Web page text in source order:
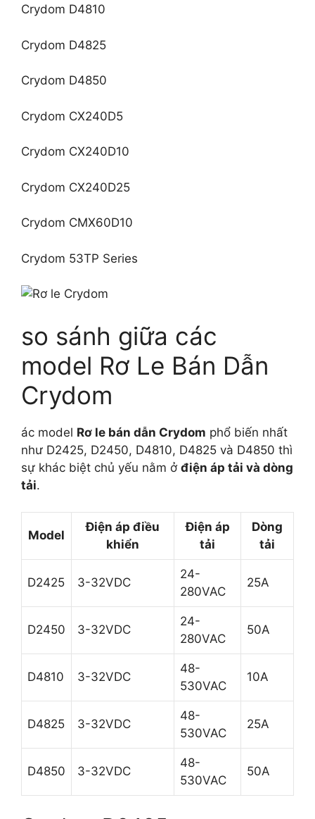
Crydom D4810
Crydom D4825
Crydom D4850
Crydom CX240D5
Crydom CX240D10
Crydom CX240D25
Crydom CMX60D10
Crydom 53TP Series
so sánh giữa các
model Rơ Le Bán Dẫn
Crydom
ác model Rơ le bán dẫn Crydom phổ biến nhất
như D2425, D2450, D4810, D4825 và D4850 thì
sự khác biệt chủ yếu nằm ở điện áp tải và dòng
tải.
Model
Điện áp điều
khiển
Điện áp
tải
Dòng
tải
D2425 3-32VDC
24-
280VAC
25A
D2450 3-32VDC
24-
280VAC
50A
D4810 3-32VDC
48-
530VAC
10A
D4825 3-32VDC
48-
530VAC
25A
D4850 3-32VDC
48-
530VAC
50A